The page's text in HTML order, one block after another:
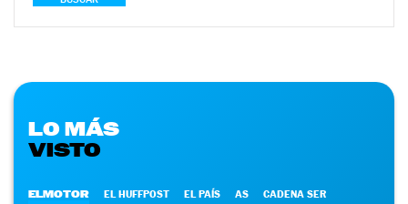
LO MÁS
VISTO
ELMOTOR EL HUFFPOST EL PAÍS AS CADENA SER